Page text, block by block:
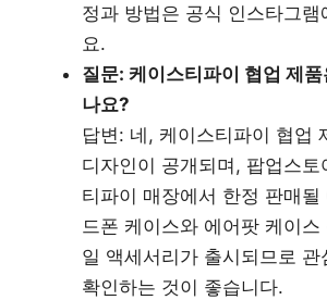
정과 방법은 공식 인스타그램
요.
질문: 케이스티파이 협업 제
나요?
답변: 네, 케이스티파이 협업
디자인이 공개되며, 팝업스토
티파이 매장에서 한정 판매될
드폰 케이스와 에어팟 케이
일 액세서리가 출시되므로 관
확인하는 것이 좋습니다.